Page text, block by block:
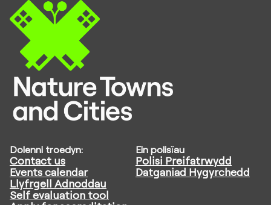
Dolenni troedyn:
Contact us
Events calendar
Llyfrgell Adnoddau
Self evaluation tool
Ein polisïau
Polisi Preifatrwydd
Datganiad Hygyrchedd